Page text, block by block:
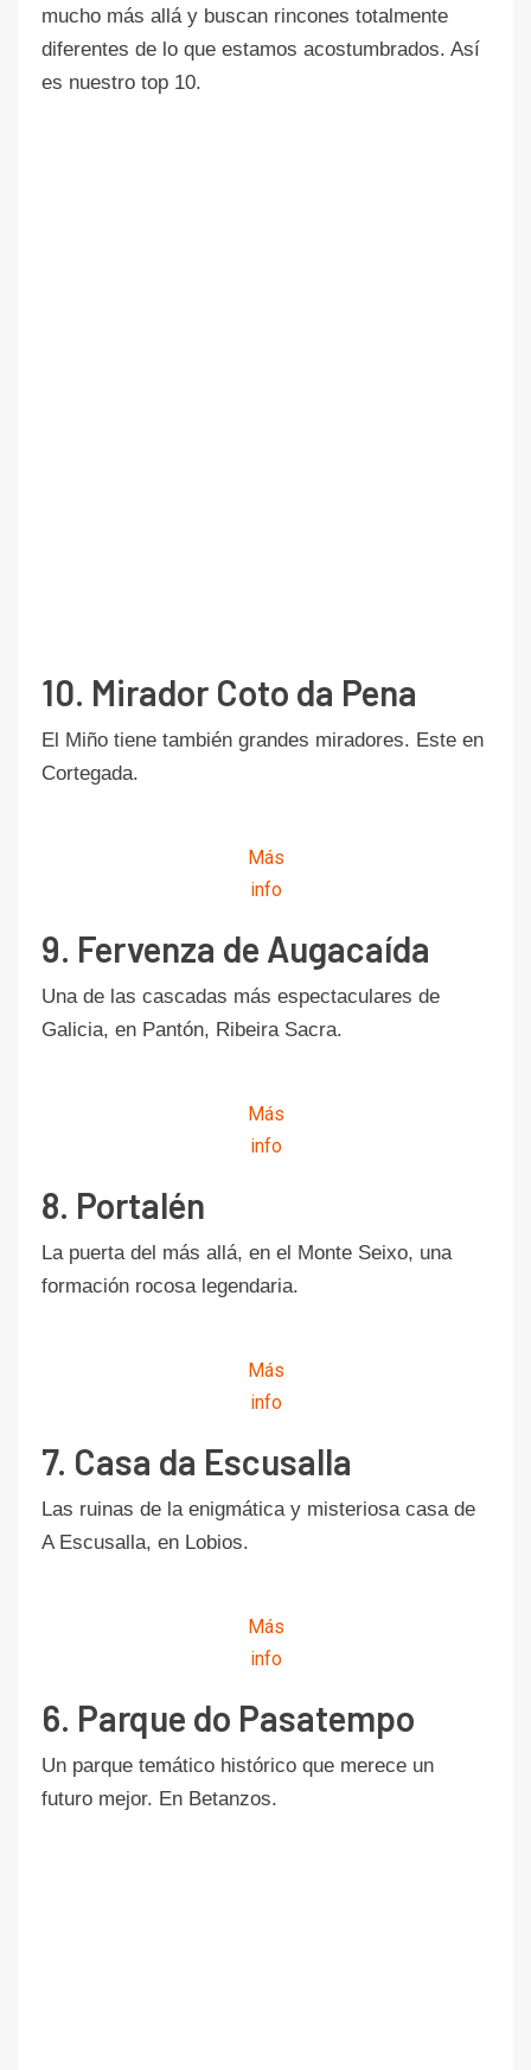
mucho más allá y buscan rincones totalmente
diferentes de lo que estamos acostumbrados. Así
es nuestro top 10.
10. Mirador Coto da Pena
El Miño tiene también grandes miradores. Este en
Cortegada.
Más
info
9. Fervenza de Augacaída
Una de las cascadas más espectaculares de
Galicia, en Pantón, Ribeira Sacra.
Más
info
8. Portalén
La puerta del más allá, en el Monte Seixo, una
formación rocosa legendaria.
Más
info
7. Casa da Escusalla
Las ruinas de la enigmática y misteriosa casa de
A Escusalla, en Lobios.
Más
info
6. Parque do Pasatempo
Un parque temático histórico que merece un
futuro mejor. En Betanzos.